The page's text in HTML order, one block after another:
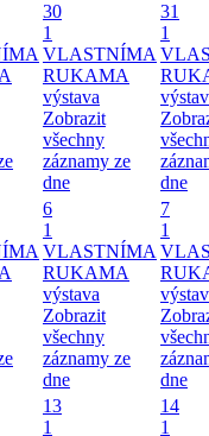
30
1
VLASTNÍMA
RUKAMA
výstava
Zobrazit
všechny
záznamy ze
dne
31
1
dne
6
1
VLASTNÍMA
RUKAMA
výstava
Zobrazit
všechny
záznamy ze
dne
7
1
dne
13
1
14
1